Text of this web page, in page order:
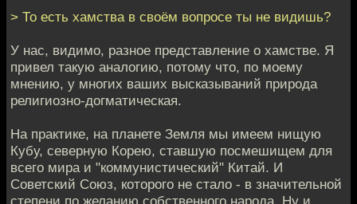
> То есть хамства в своём вопросе ты не видишь?
У нас, видимо, разное представление о хамстве. Я
привел такую аналогию, потому что, по моему
мнению, у многих ваших высказываний природа
религиозно-догматическая.
На практике, на планете Земля мы имеем нищую
Кубу, северную Корею, ставшую посмешищем для
всего мира и "коммунистический" Китай. И
Советский Союз, которого не стало - в значительной